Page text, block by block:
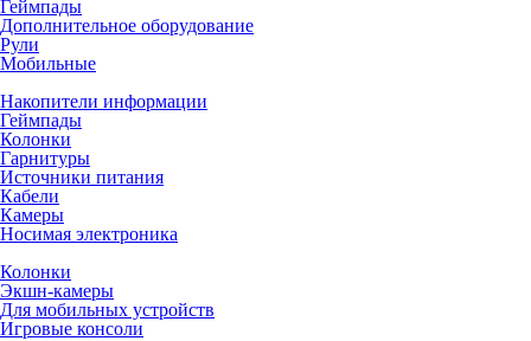
Геймпады
Дополнительное оборудование
Рули
Мобильные
Накопители информации
Геймпады
Колонки
Гарнитуры
Источники питания
Кабели
Камеры
Носимая электроника
Колонки
Экшн-камеры
Для мобильных устройств
Игровые консоли